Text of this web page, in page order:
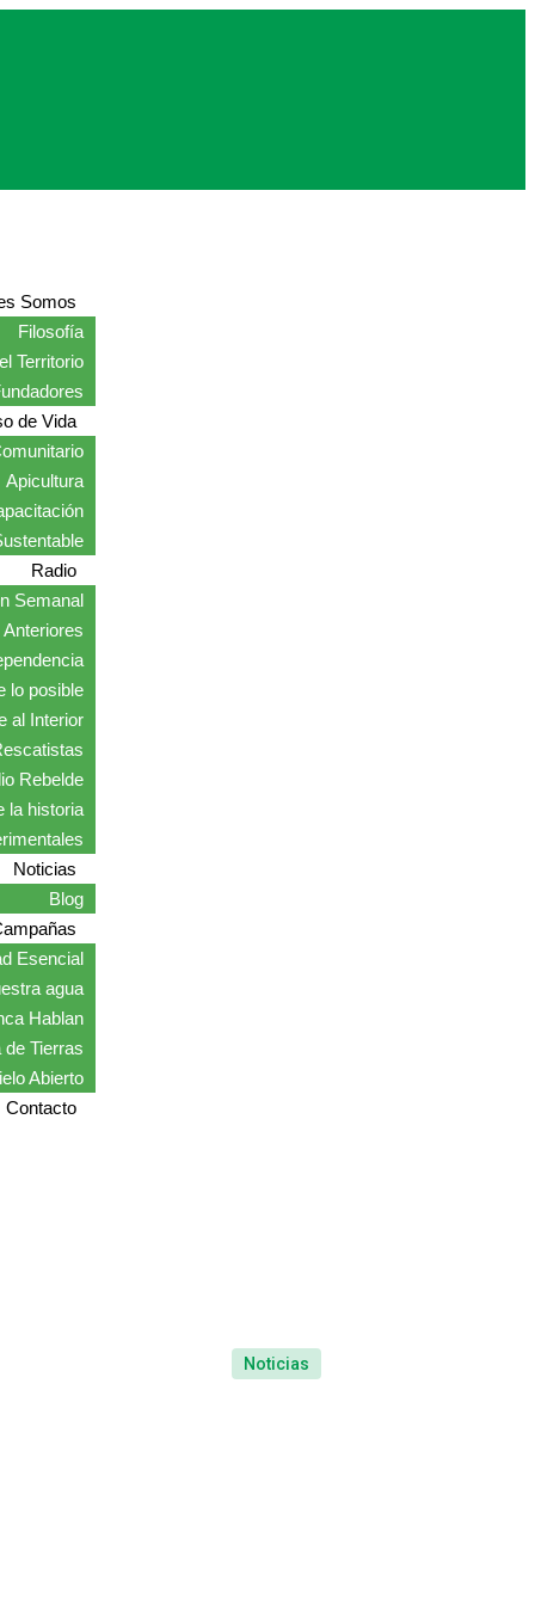
Somos
Filosofía
Territorio
de Vida
Apicultura
Radio
Semanal
lo posible
al Interior
Rebelde
la historia
Noticias
Blog
Esencial
agua
Hablan
de Tierras
Abierto
Contacto
Noticias